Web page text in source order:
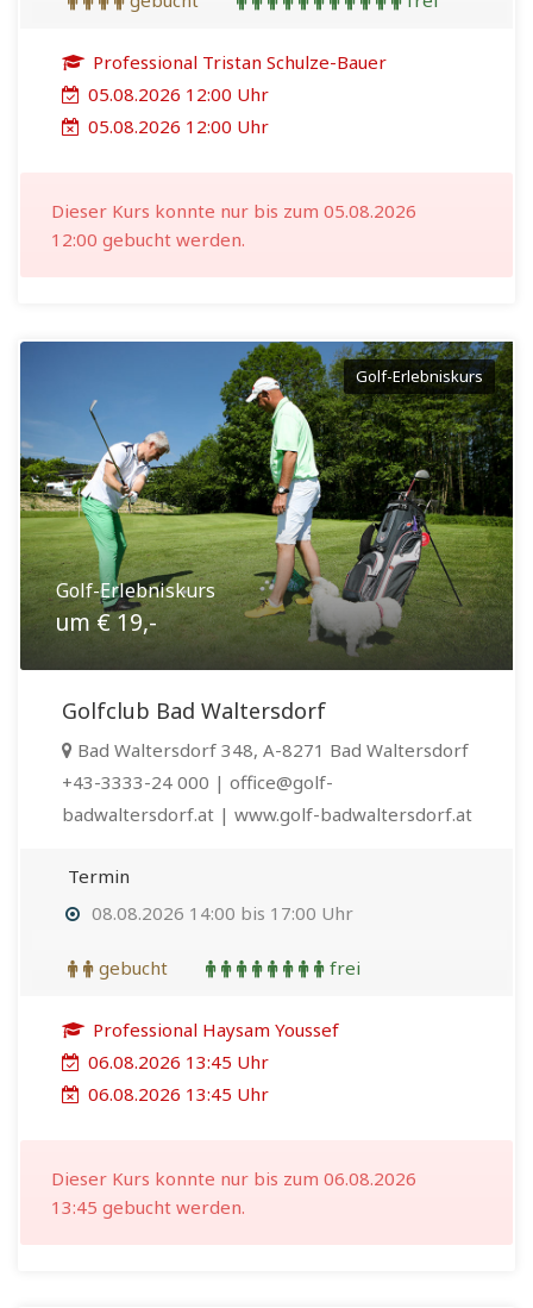
Professional Tristan Schulze-Bauer
05.08.2026 12:00 Uhr
05.08.2026 12:00 Uhr
Dieser Kurs konnte nur bis zum 05.08.2026
12:00 gebucht werden.
Golf-Erlebniskurs
Golf-Erlebniskurs
um € 19,-
Golfclub Bad Waltersdorf
Bad Waltersdorf 348, A-8271 Bad Waltersdorf
+43-3333-24 000 | office@golf-
badwaltersdorf.at | www.golf-badwaltersdorf.at
Termin
08.08.2026 14:00 bis 17:00 Uhr
gebucht frei
Professional Haysam Youssef
06.08.2026 13:45 Uhr
06.08.2026 13:45 Uhr
Dieser Kurs konnte nur bis zum 06.08.2026
13:45 gebucht werden.